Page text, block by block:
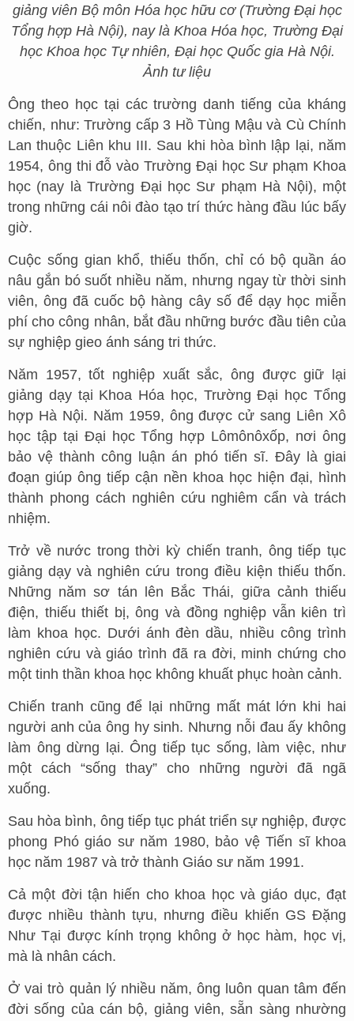
giảng viên Bộ môn Hóa học hữu cơ (Trường Đại học
Tổng hợp Hà Nội), nay là Khoa Hóa học, Trường Đại
học Khoa học Tự nhiên, Đại học Quốc gia Hà Nội.
Ảnh tư liệu
Ông theo học tại các trường danh tiếng của kháng
chiến, như: Trường cấp 3 Hồ Tùng Mậu và Cù Chính
Lan thuộc Liên khu III. Sau khi hòa bình lập lại, năm
1954, ông thi đỗ vào Trường Đại học Sư phạm Khoa
học (nay là Trường Đại học Sư phạm Hà Nội), một
trong những cái nôi đào tạo trí thức hàng đầu lúc bấy
giờ.
Cuộc sống gian khổ, thiếu thốn, chỉ có bộ quần áo
nâu gắn bó suốt nhiều năm, nhưng ngay từ thời sinh
viên, ông đã cuốc bộ hàng cây số để dạy học miễn
phí cho công nhân, bắt đầu những bước đầu tiên của
sự nghiệp gieo ánh sáng tri thức.
Năm 1957, tốt nghiệp xuất sắc, ông được giữ lại
giảng dạy tại Khoa Hóa học, Trường Đại học Tổng
hợp Hà Nội. Năm 1959, ông được cử sang Liên Xô
học tập tại Đại học Tổng hợp Lômônôxốp, nơi ông
bảo vệ thành công luận án phó tiến sĩ. Đây là giai
đoạn giúp ông tiếp cận nền khoa học hiện đại, hình
thành phong cách nghiên cứu nghiêm cẩn và trách
nhiệm.
Trở về nước trong thời kỳ chiến tranh, ông tiếp tục
giảng dạy và nghiên cứu trong điều kiện thiếu thốn.
Những năm sơ tán lên Bắc Thái, giữa cảnh thiếu
điện, thiếu thiết bị, ông và đồng nghiệp vẫn kiên trì
làm khoa học. Dưới ánh đèn dầu, nhiều công trình
nghiên cứu và giáo trình đã ra đời, minh chứng cho
một tinh thần khoa học không khuất phục hoàn cảnh.
Chiến tranh cũng để lại những mất mát lớn khi hai
người anh của ông hy sinh. Nhưng nỗi đau ấy không
làm ông dừng lại. Ông tiếp tục sống, làm việc, như
một cách “sống thay” cho những người đã ngã
xuống.
Sau hòa bình, ông tiếp tục phát triển sự nghiệp, được
phong Phó giáo sư năm 1980, bảo vệ Tiến sĩ khoa
học năm 1987 và trở thành Giáo sư năm 1991.
Cả một đời tận hiến cho khoa học và giáo dục, đạt
được nhiều thành tựu, nhưng điều khiến GS Đặng
Như Tại được kính trọng không ở học hàm, học vị,
mà là nhân cách.
Ở vai trò quản lý nhiều năm, ông luôn quan tâm đến
đời sống của cán bộ, giảng viên, sẵn sàng nhường